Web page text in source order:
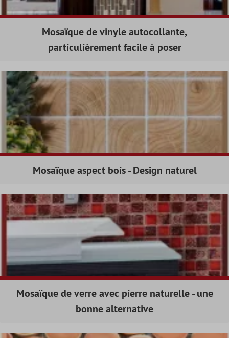
Mosaïque de vinyle autocollante,
particulièrement facile à poser
Mosaïque aspect bois - Design naturel
Mosaïque de verre avec pierre naturelle - une
bonne alternative